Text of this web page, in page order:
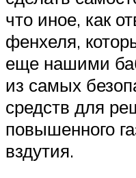
что иное, как
фенхеля,
еще нашими
из самых
средств для
повышенного
вздутия.